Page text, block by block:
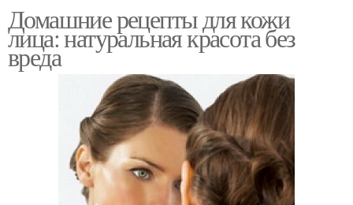
Домашние рецепты для кожи
лица: натуральная красота без
вреда